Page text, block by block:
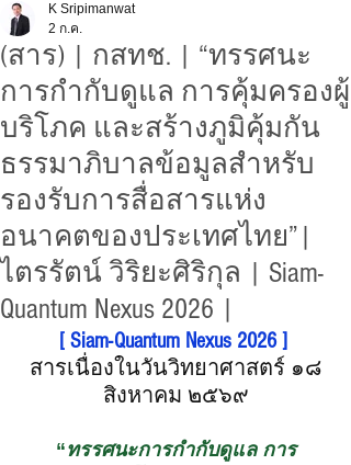
(สาร) | กสทช. | “ทรรศนะ
การกำกับดูแล การคุ้มครองผู้
บริโภค และสร้างภูมิคุ้มกัน
ธรรมาภิบาลข้อมูลสำหรับ
รองรับการสื่อสารแห่ง
อนาคตของประเทศไทย”|
ไตรรัตน์ วิริยะศิริกุล | Siam-
Quantum Nexus 2026 |
K Sripimanwat
2 ก.ค.
[ Siam-Quantum Nexus 2026 ]
สารเนื่องในวันวิทยาศาสตร์ ๑๘​
สิงหาคม ๒๕๖๙
“ทรรศนะการกำกับดูแล การ